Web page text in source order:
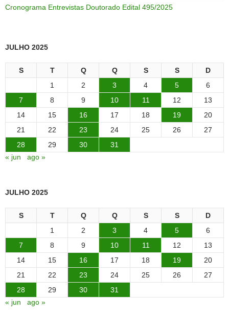
Cronograma Entrevistas Doutorado Edital 495/2025
JULHO 2025
S T Q Q S S
D
1
2 3 4 5
6
7
8 9 10 11 12
13
14
15 16 17 18 19
20
21
22 23 24 25 26
27
28
29 30
31
« jun
ago »
JULHO 2025
S T Q Q S S
D
1
2 3 4 5
6
7
8 9 10 11 12
13
14
15 16 17 18 19
20
21
22 23 24 25 26
27
28
29 30
31
« jun
ago »